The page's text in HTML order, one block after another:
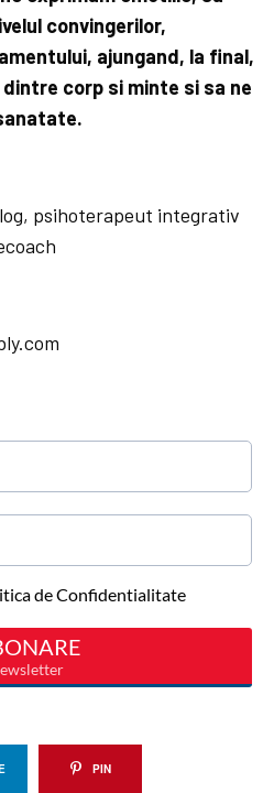
convingerilor,
ajungand, la final,
corp si minte si sa ne
psihoterapeut integrativ
PIN